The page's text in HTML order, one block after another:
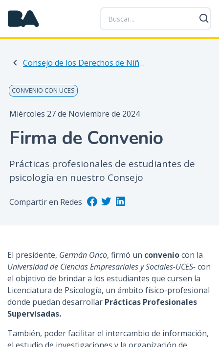
P
a
s
a
a
n
e
n
o
i
p
a
l
Consejo de los Derechos de Niñas, Niños y Adolescentes
CONVENIO CON UCES
Miércoles 27 de Noviembre de 2024
Firma de Convenio
Prácticas profesionales de estudiantes de
psicología en nuestro Consejo
Compartir en Redes
El presidente, Germán Onco, firmó un conveniocon la
Universidad de Ciencias Empresariales y Sociales-UCES-con
el objetivo de brindar a los estudiantes que cursen la
Licenciatura de Psicología, un ámbito físico-profesional
donde puedan desarrollar Prácticas Profesionales
Supervisadas.
También, poder facilitar el intercambio de información,